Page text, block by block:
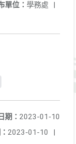
單位： 學務處 |
期： 2023-01-10
2023-01-10 |